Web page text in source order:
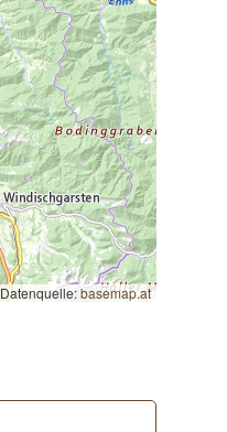
Datenquelle:basemap.at